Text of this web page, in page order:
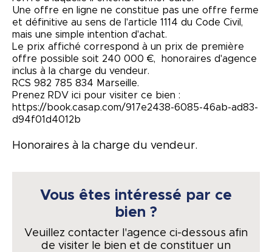
Une offre en ligne ne constitue pas une offre ferme
et définitive au sens de l'article 1114 du Code Civil,
mais une simple intention d'achat.
Le prix affiché correspond à un prix de première
offre possible soit 240 000 €, honoraires d'agence
inclus à la charge du vendeur.
RCS 982 785 834 Marseille.
Prenez RDV ici pour visiter ce bien :
https://book.casap.com/917e2438-6085-46ab-ad83-
d94f01d4012b
Honoraires à la charge du vendeur.
Vous êtes intéressé par ce
bien ?
Veuillez contacter l'agence ci-dessous afin
de visiter le bien et de constituer un